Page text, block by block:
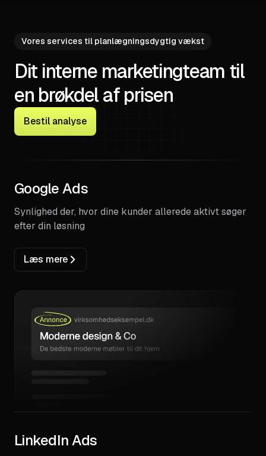
Vores services til planlægningsdygtig vækst
Dit internemarketingteam til
en brøkdel af prisen
Bestil analyse
Google Ads
Synlighed der, hvor dine kunder allerede aktivt søger
efter din løsning
Læs mere
LinkedIn Ads